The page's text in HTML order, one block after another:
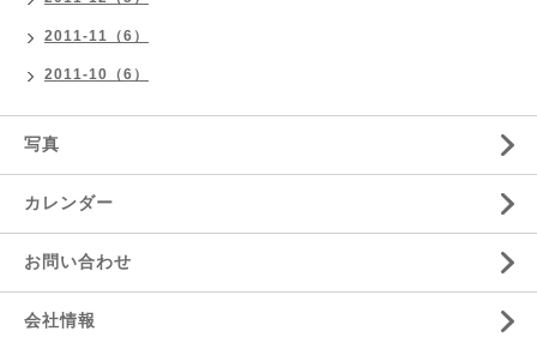
2011-11（6）
2011-10（6）
写真
カレンダー
お問い合わせ
会社情報